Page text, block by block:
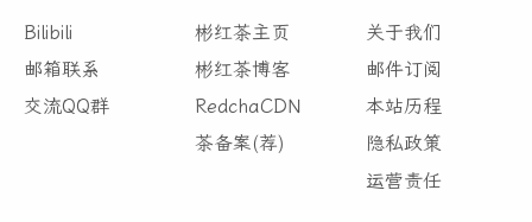
Bilibili
邮箱联系
交流QQ群
彬红茶主页
彬红茶博客
RedchaCDN
茶备案(荐)
关于我们
邮件订阅
本站历程
隐私政策
运营责任